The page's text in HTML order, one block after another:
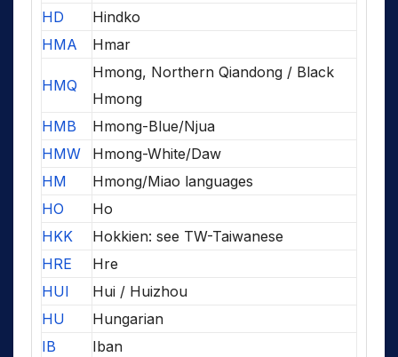
HD
Hindko
HMA
Hmar
HMQ
Hmong, Northern Qiandong / Black
Hmong
HMB
Hmong-Blue/Njua
HMW
Hmong-White/Daw
HM
Hmong/Miao languages
HO
Ho
HKK
Hokkien: see TW-Taiwanese
HRE
Hre
HUI
Hui / Huizhou
HU
Hungarian
IB
Iban